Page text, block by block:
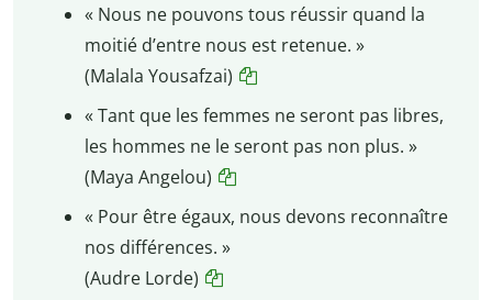
« Nous ne pouvons tous réussir quand la
moitié d’entre nous est retenue. »
(Malala Yousafzai)
« Tant que les femmes ne seront pas libres,
les hommes ne le seront pas non plus. »
(Maya Angelou)
« Pour être égaux, nous devons reconnaître
nos différences. »
(Audre Lorde)